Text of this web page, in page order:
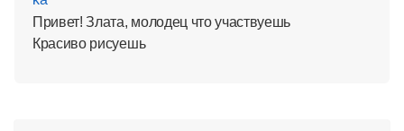
Привет! Злата, молодец что участвуешь
Красиво рисуешь